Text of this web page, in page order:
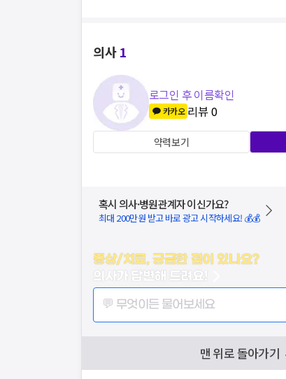
의사1
로그인 후 이름확인
카카오 리뷰0
약력보기
혹시 의사·병원관계자 이신가요?
최대 200만원 받고 바로 광고 시작하세요! 💰💰
증상/치료, 궁금한 점이 있나요?
의사가 답변해 드려요!
💬 무엇이든 물어보세요
맨 위로 돌아가기